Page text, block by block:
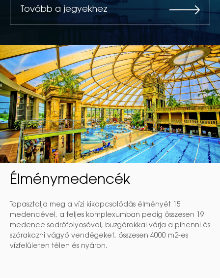
Tovább a jegyekhez
Élménymedencék
Tapasztalja meg a vízi kikapcsolódás élményét 15
medencével, a teljes komplexumban pedig összesen 19
medence sodrófolyosóval, buzgárokkal várja a pihenni és
szórakozni vágyó vendégeket, összesen 4000 m2-es
vízfelületen télen és nyáron.